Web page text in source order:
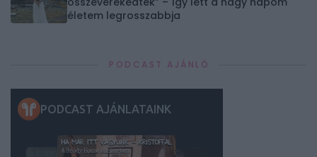
életem legrosszabbja
PODCAST AJÁNLÓ